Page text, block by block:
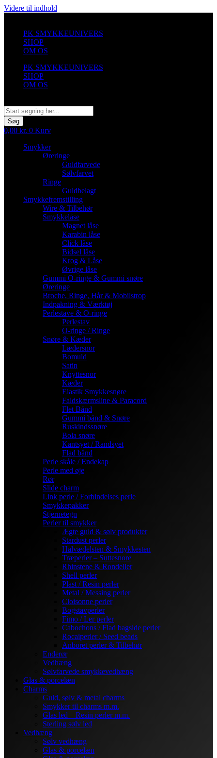
Videre til indhold
PK SMYKKEUNIVERS
SHOP
OM OS
PK SMYKKEUNIVERS
SHOP
OM OS
Søg
0,00 kr. 0 Kurv
Smykker
Øreringe
Guldfarvede
Sølvfarvet
Ringe
Guldbelagt
Smykkefremstilling
Wire & Tilbehør
Smykkelåse
Magnet låse
Karabin låse
Click låse
Bidsel låse
Krog & Låse
Øvrige låse
Gummi O-ringe & Gummi snøre
Øreringe
Broche, Ringe, Hår & Mobilstrop
Indpakning & Værktøj
Perlestave & O-ringe
Perlestav
O-ringe / Ringe
Snøre & Kæder
Lædersnor
Bomuld
Satin
Knyttesnor
Kæder
Elastik Smykkesnøre
Faldskærmsline & Paracord
Flet Bånd
Gummi bånd & Snøre
Ruskindssnøre
Bola snøre
Kantsyet / Randsyet
Flad bånd
Perle skåle / Endekap
Perle med øje
Rør
Slide charm
Link perle / Forbindelses perle
Smykkepakker
Stjernetegn
Perler til smykker
Ægte guld & sølv produkter
Stardust perler
Halvædelsten & Smykkesten
Træperler – Suttesnore
Rhinstene & Rondeller
Shell perler
Plast / Resin perler
Metal / Messing perler
Cloisonne perler
Bogstavperler
Fimo / Ler perler
Cabochons / Flad bagside perler
Rocaiperler / Seed beads
Anboret perler & Tilbehør
Enderør
Vedhæng
Sølvfarvede smykkevedhæng
Glas & porcelæn
Charms
Guld, sølv & metal charms
Smykker til charms m.m.
Glas led – Resin perler m.m.
Sterling sølv led
Vedhæng
Sølv vedhæng
Glas & porcelæn